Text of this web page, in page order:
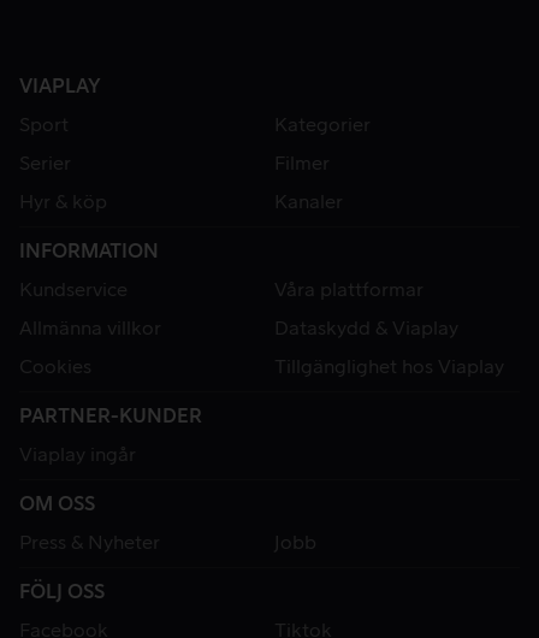
VIAPLAY
Sport
Kategorier
Serier
Filmer
Hyr & köp
Kanaler
INFORMATION
Kundservice
Våra plattformar
Allmänna villkor
Dataskydd & Viaplay
Cookies
Tillgänglighet hos Viaplay
PARTNER-KUNDER
Viaplay ingår
OM OSS
Press & Nyheter
Jobb
FÖLJ OSS
Facebook
Tiktok